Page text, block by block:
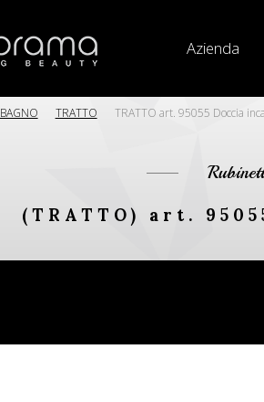
Azienda
BAGNO TRATTO TRATTO art. 95055 Doccia
(TRATTO) art.